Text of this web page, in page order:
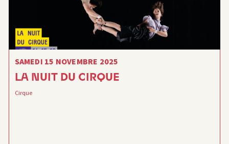
SAMEDI 15 NOVEMBRE 2025
LA NUIT DU CIRQUE
Cirque